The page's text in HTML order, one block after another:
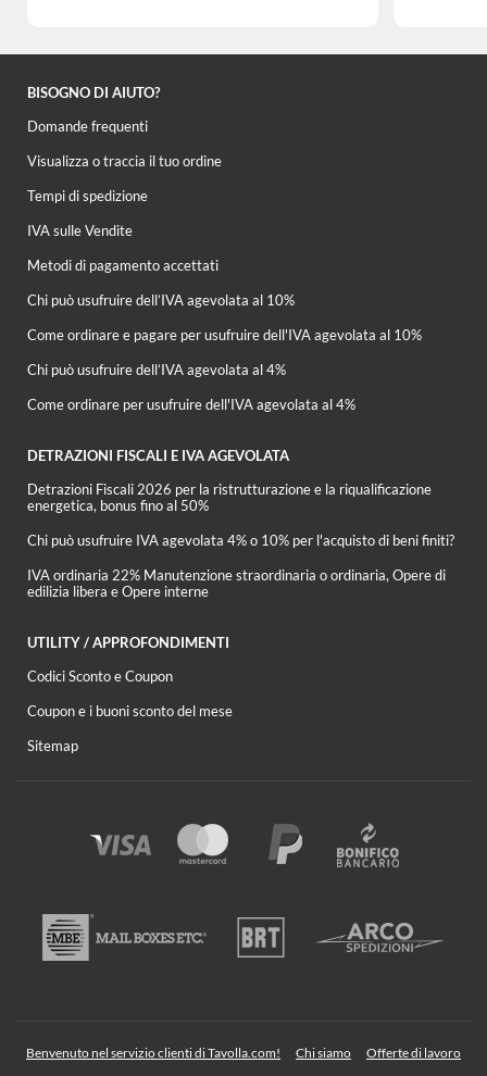
BISOGNO DI AIUTO?
Domande frequenti
Visualizza o traccia il tuo ordine
Tempi di spedizione
IVA sulle Vendite
Metodi di pagamento accettati
Chi può usufruire dell’IVA agevolata al 10%
Come ordinare e pagare per usufruire dell'IVA agevolata al 10%
Chi può usufruire dell’IVA agevolata al 4%
Come ordinare per usufruire dell'IVA agevolata al 4%
DETRAZIONI FISCALI E IVA AGEVOLATA
Detrazioni Fiscali 2026 per la ristrutturazione e la riqualificazione
energetica, bonus fino al 50%
Chi può usufruire IVA agevolata 4% o 10% per l'acquisto di beni finiti?
IVA ordinaria 22% Manutenzione straordinaria o ordinaria, Opere di
edilizia libera e Opere interne
UTILITY / APPROFONDIMENTI
Codici Sconto e Coupon
Coupon e i buoni sconto del mese
Sitemap
Benvenuto nel servizio clienti di Tavolla.com! Chi siamo Offerte di lavoro